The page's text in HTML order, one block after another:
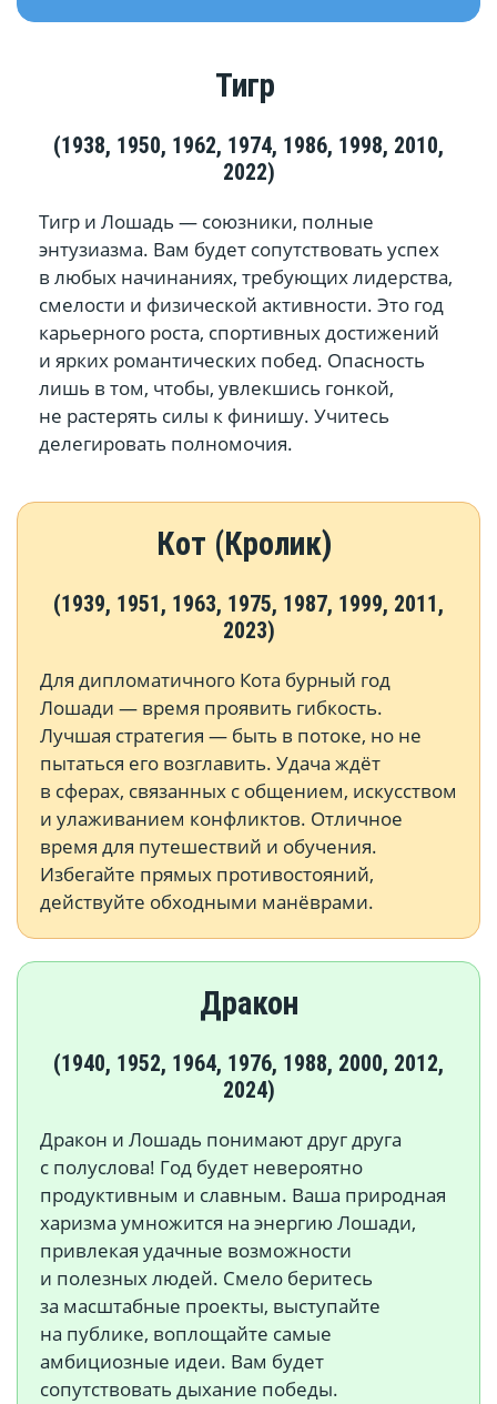
Тигр
(1938, 1950, 1962, 1974, 1986, 1998, 2010,
2022)
Тигр и Лошадь — союзники, полные
энтузиазма. Вам будет сопутствовать успех
в любых начинаниях, требующих лидерства,
смелости и физической активности. Это год
карьерного роста, спортивных достижений
и ярких романтических побед. Опасность
лишь в том, чтобы, увлекшись гонкой,
не растерять силы к финишу. Учитесь
делегировать полномочия.
Кот (Кролик)
(1939, 1951, 1963, 1975, 1987, 1999, 2011,
2023)
Для дипломатичного Кота бурный год
Лошади — время проявить гибкость.
Лучшая стратегия — быть в потоке, но не
пытаться его возглавить. Удача ждёт
в сферах, связанных с общением, искусством
и улаживанием конфликтов. Отличное
время для путешествий и обучения.
Избегайте прямых противостояний,
действуйте обходными манёврами.
Дракон
(1940, 1952, 1964, 1976, 1988, 2000, 2012,
2024)
Дракон и Лошадь понимают друг друга
с полуслова! Год будет невероятно
продуктивным и славным. Ваша природная
харизма умножится на энергию Лошади,
привлекая удачные возможности
и полезных людей. Смело беритесь
за масштабные проекты, выступайте
на публике, воплощайте самые
амбициозные идеи. Вам будет
сопутствовать дыхание победы.